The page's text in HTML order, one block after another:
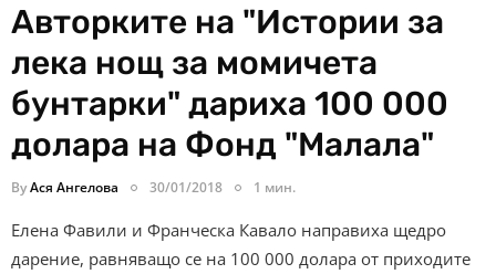
Авторките на "Истории за
лека нощ за момичета
бунтарки" дариха 100 000
долара на Фонд "Малала"
ByАся Ангелова 30/01/2018 1 мин.
Елена Фавили и Франческа Кавало направиха щедро
дарение, равняващо се на 100 000 долара от приходите